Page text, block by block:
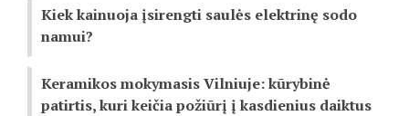
Kiek kainuoja įsirengti saulės elektrinę sodo
namui?
Keramikos mokymasis Vilniuje: kūrybinė
patirtis, kuri keičia požiūrį į kasdienius daiktus